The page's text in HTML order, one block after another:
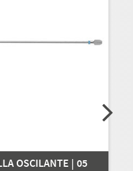
OSCILANTE | 05